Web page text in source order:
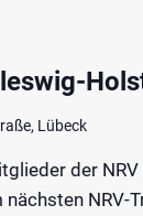
Lübeck
der
NRV-